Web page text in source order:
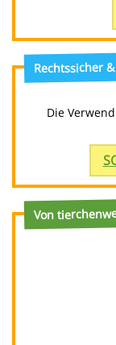
Rechtssicher
Die
Von